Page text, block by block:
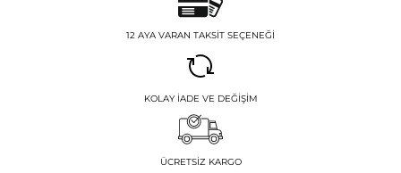
12 AYA VARAN TAKSIT SEÇENEĞI
KOLAY İADE VE DEĞIŞIM
ÜCRETSIZ KARGO